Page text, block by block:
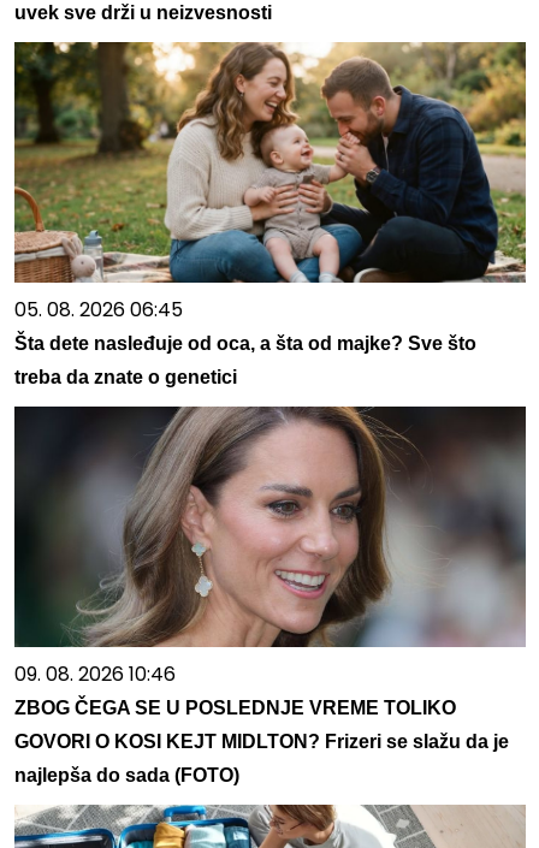
uvek sve drži u neizvesnosti
05. 08. 2026 06:45
Šta dete nasleđuje od oca, a šta od majke? Sve što
treba da znate o genetici
09. 08. 2026 10:46
ZBOG ČEGA SE U POSLEDNJE VREME TOLIKO
GOVORI O KOSI KEJT MIDLTON? Frizeri se slažu da je
najlepša do sada (FOTO)